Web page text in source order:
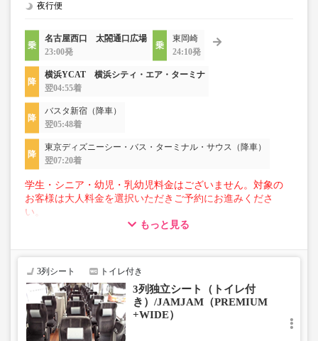
夜行便
名古屋西口 太閤通口広場
23:00発
東岡崎
24:10発
横浜YCAT 横浜シティ・エア・ターミナ
翌04:55着
バスタ新宿（降車）
翌05:48着
東京ディズニーシー・バス・ターミナル・サウス（降車）
翌07:20着
学生・シニア・幼児・乳幼児料金はございません。対象の
お客様は大人料金を選択いただきご予約にお進みくださ
い。
■トランクにてお預かりできる荷物
・3辺合計160cm以内、かつ10kg以下のものをおひとり様1
■お預かりできない荷物（貴重品以外は車内持ち込みも不
可）
楽器・自転車（折りたたみ含む）・ボード等の大きな荷
物、壊れ物、危険物、貴重品、ペット、
もっと見る
3列シート トイレ付き
3列独立シート（トイレ付
き）/JAMJAM（PREMIUM
+WIDE）